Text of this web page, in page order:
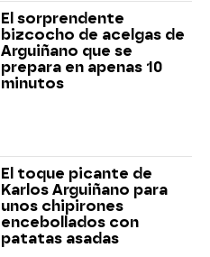
El sorprendente
bizcocho de acelgas de
Arguiñano que se
prepara en apenas 10
minutos
El toque picante de
Karlos Arguiñano para
unos chipirones
encebollados con
patatas asadas